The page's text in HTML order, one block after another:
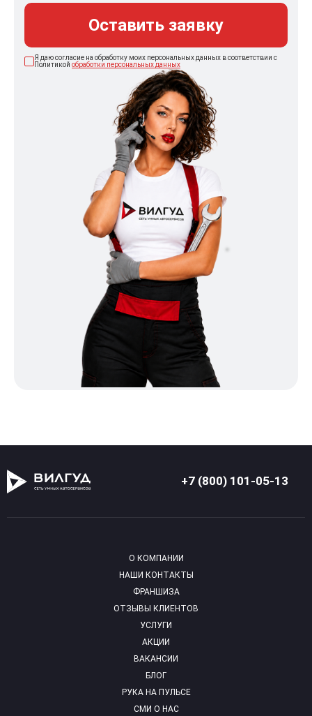
Оставить заявку
Я даю согласие на обработку моих персональных данных в соответствии с
Политикой обработки персональных данных
+7 (800) 101-05-13
О КОМПАНИИ
НАШИ КОНТАКТЫ
ФРАНШИЗА
ОТЗЫВЫ КЛИЕНТОВ
УСЛУГИ
АКЦИИ
ВАКАНСИИ
БЛОГ
РУКА НА ПУЛЬСЕ
СМИ О НАС